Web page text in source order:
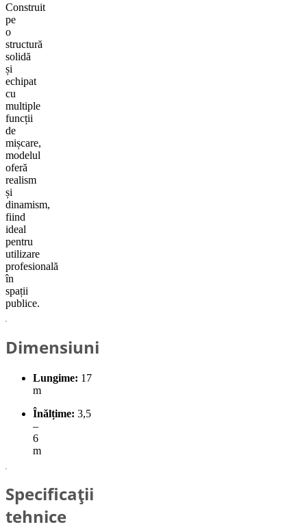
Construit
pe
o
structură
solidă
și
echipat
cu
multiple
funcții
de
mișcare,
modelul
oferă
realism
și
dinamism,
fiind
ideal
pentru
utilizare
profesională
în
spații
publice.
Dimensiuni
Lungime: 17
m
Înălțime: 3,5
–
6
m
Specificații
tehnice